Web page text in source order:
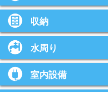
収納
水周り
室内設備